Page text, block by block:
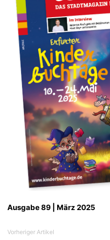
Ausgabe 89 | März 2025
Vorheriger Artikel